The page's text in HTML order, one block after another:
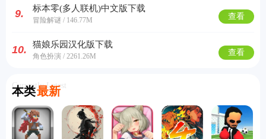
9. 标本零(多人联机)中文版下载
冒险解谜 / 146.77M 查看
10. 猫娘乐园汉化版下载
角色扮演 / 2261.26M 查看
本类最新
Currently Latest